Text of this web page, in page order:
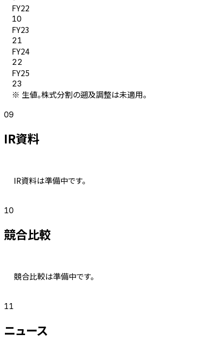
FY22
10
FY23
21
FY24
22
FY25
23
※ 生値。株式分割の遡及調整は未適用。
09
IR資料
IR資料は準備中です。
10
競合比較
競合比較は準備中です。
11
ニュース